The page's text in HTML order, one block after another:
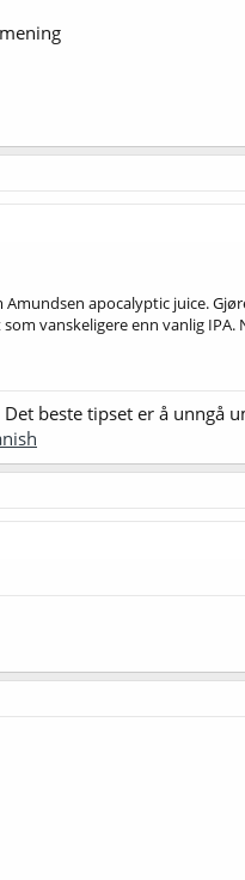
apocalyptic juice.
vanskeligere enn vanlig
beste tipset er å unngå